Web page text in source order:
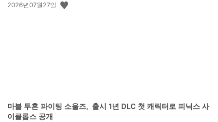
공
2026년07월27일
마블 투혼 파이팅 소울즈, 출시 1년 DLC 첫 캐릭터로 피닉스 사
이클롭스 공개